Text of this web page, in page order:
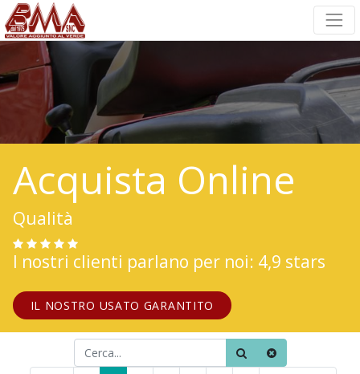
Acquista Online
Qualità
I nostri clienti parlano per noi: 4,9 stars
IL NOSTRO USATO GARANTITO